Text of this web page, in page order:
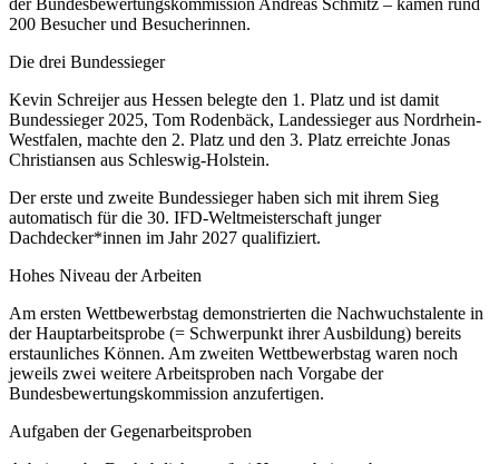
200 Besucher und Besucherinnen.
Die drei Bundessieger
Kevin Schreijer aus Hessen belegte den 1. Platz und ist damit
Bundessieger 2025, Tom Rodenbäck, Landessieger aus Nordrhein-
Westfalen, machte den 2. Platz und den 3. Platz erreichte Jonas
Christiansen aus Schleswig-Holstein.
Der erste und zweite Bundessieger haben sich mit ihrem Sieg
automatisch für die 30. IFD-Weltmeisterschaft junger
Dachdecker*innen im Jahr 2027 qualifiziert.
Hohes Niveau der Arbeiten
Am ersten Wettbewerbstag demonstrierten die Nachwuchstalente in
der Hauptarbeitsprobe (= Schwerpunkt ihrer Ausbildung) bereits
erstaunliches Können. Am zweiten Wettbewerbstag waren noch
jeweils zwei weitere Arbeitsproben nach Vorgabe der
Bundesbewertungskommission anzufertigen.
Aufgaben der Gegenarbeitsproben